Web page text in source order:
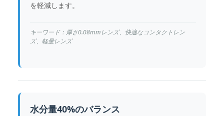
を軽減します。
キーワード：厚さ0.08mmレンズ、快適なコンタクトレン
ズ、軽量レンズ
水分量40%のバランス